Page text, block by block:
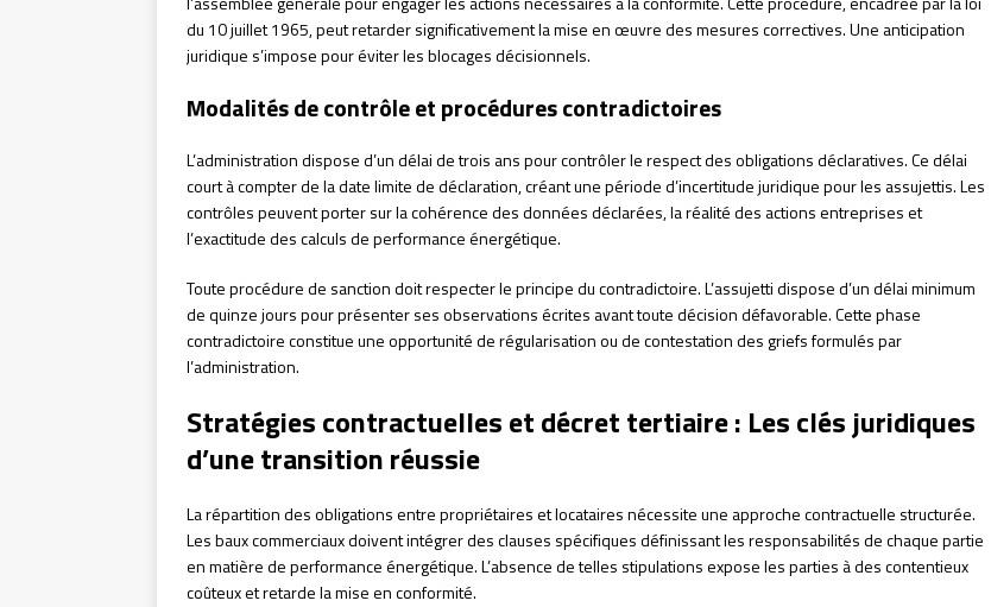
du 10 juillet 1965, peut retarder significativement la mise en œuvre des mesures correctives. Une anticipation
juridique s’impose pour éviter les blocages décisionnels.
Modalités de contrôle et procédures contradictoires
L’administration dispose d’un délai de trois ans pour contrôler le respect des obligations déclaratives. Ce délai
court à compter de la date limite de déclaration, créant une période d’incertitude juridique pour les assujettis. Les
contrôles peuvent porter sur la cohérence des données déclarées, la réalité des actions entreprises et
l’exactitude des calculs de performance énergétique.
Toute procédure de sanction doit respecter le principe du contradictoire. L’assujetti dispose d’un délai minimum
de quinze jours pour présenter ses observations écrites avant toute décision défavorable. Cette phase
contradictoire constitue une opportunité de régularisation ou de contestation des griefs formulés par
l’administration.
Stratégies contractuelles et décret tertiaire : Les clés juridiques
d’une transition réussie
La répartition des obligations entre propriétaires et locataires nécessite une approche contractuelle structurée.
Les baux commerciaux doivent intégrer des clauses spécifiques définissant les responsabilités de chaque partie
en matière de performance énergétique. L’absence de telles stipulations expose les parties à des contentieux
coûteux et retarde la mise en conformité.